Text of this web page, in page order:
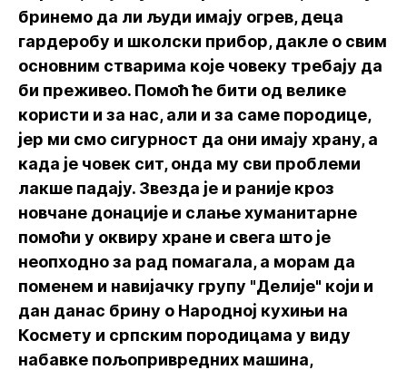
бринемо да ли људи имају огрев, деца
гардеробу и школски прибор, дакле о свим
основним стварима које човеку требају да
би преживео. Помоћ ће бити од велике
користи и за нас, али и за саме породице,
јер ми смо сигурност да они имају храну, а
када је човек сит, онда му сви проблеми
лакше падају. Звезда је и раније кроз
новчане донације и слање хуманитарне
помоћи у оквиру хране и свега што је
неопходно за рад помагала, а морам да
поменем и навијачку групу "Делије" који и
дан данас брину о Народној кухињи на
Космету и српским породицама у виду
набавке пољопривредних машина,